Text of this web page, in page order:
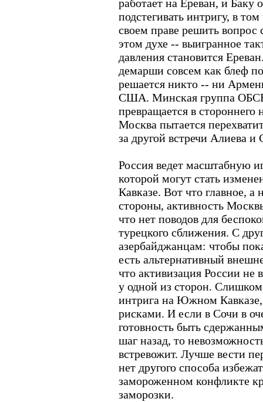
работает на Ереван, и Баку
подстегивать интригу, в
своем праве решить вопрос
этом духе -- выигранное
давления становится
демарши совсем как блеф
решается никто -- ни
США. Минская группа
превращается в
Москва пытается
за другой встречи Алиева и
Россия ведет масштабную
которой могут стать
Кавказе. Вот что главное, а
стороны, активность
что нет поводов для
турецкого сближения. С
азербайджанцам: чтобы
есть альтернативный
что активизация России не
у одной из сторон.
интрига на Южном Кавказе,
рисками. И если в Сочи в
готовность быть
шаг назад, то
встревожит. Лучше вести
нет другого способа
замороженном конфликте
заморозки.